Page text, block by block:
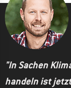
"In Sachen
handeln ist